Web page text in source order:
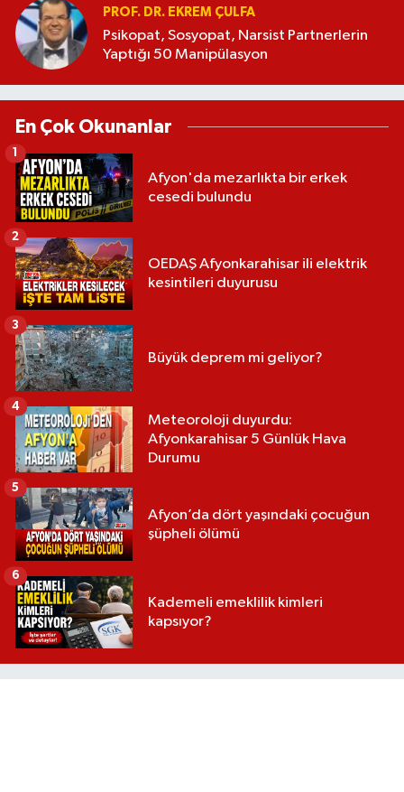
PROF. DR. EKREM ÇULFA
Psikopat, Sosyopat, Narsist Partnerlerin
Yaptığı 50 Manipülasyon
En Çok Okunanlar
Afyon'da mezarlıkta bir erkek
cesedi bulundu
1
OEDAŞ Afyonkarahisar ili elektrik
kesintileri duyurusu
2
Büyük deprem mi geliyor?
3
Meteoroloji duyurdu:
Afyonkarahisar 5 Günlük Hava
Durumu
4
Afyon’da dört yaşındaki çocuğun
şüpheli ölümü
5
Kademeli emeklilik kimleri
kapsıyor?
6